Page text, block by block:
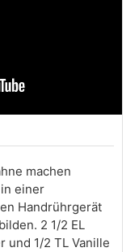
machen
einer
Handrührgerät
2 1/2 EL
und 1/2 TL Vanille